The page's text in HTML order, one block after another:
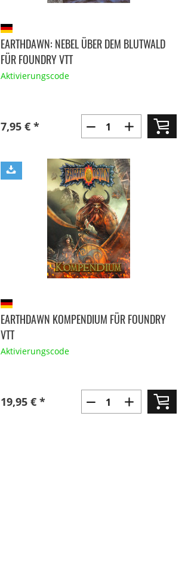
EARTHDAWN: NEBEL ÜBER DEM BLUTWALD
FÜR FOUNDRY VTT
Aktivierungscode
7,95 € *
EARTHDAWN KOMPENDIUM FÜR FOUNDRY
VTT
Aktivierungscode
19,95 € *